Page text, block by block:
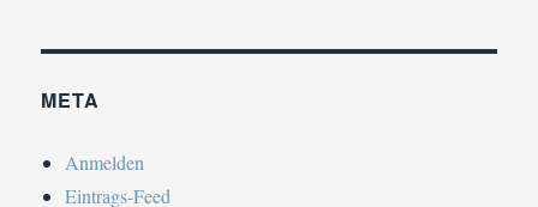
META
Anmelden
Eintrags-Feed